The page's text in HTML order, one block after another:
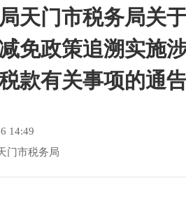
天门市税务局关
免政策追溯实施
款有关事项的通
14:49
门市税务局